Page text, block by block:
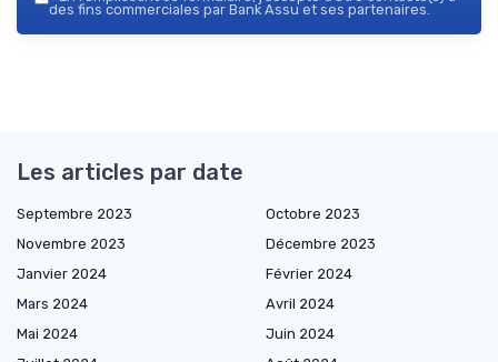
des fins commerciales par Bank Assu et ses partenaires.
Les articles par date
Septembre 2023
Octobre 2023
Novembre 2023
Décembre 2023
Janvier 2024
Février 2024
Mars 2024
Avril 2024
Mai 2024
Juin 2024